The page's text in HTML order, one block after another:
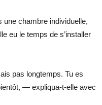
une chambre individuelle,
eu le temps de s’installer
pas longtemps. Tu es
— expliqua-t-elle avec